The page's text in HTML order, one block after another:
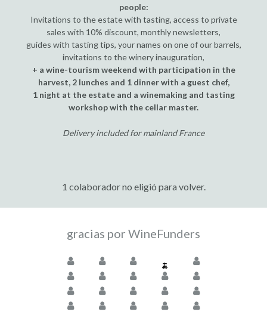
people:
Invitations to the estate with tasting, access to private
sales with 10% discount, monthly newsletters,
guides with tasting tips, your names on one of our barrels,
invitations to the winery inauguration,
+ a wine-tourism weekend with participation in the
harvest, 2 lunches and 1 dinner with a guest chef,
1 night at the estate and a winemaking and tasting
workshop with the cellar master.
Delivery included for mainland France
1 colaborador no eligió para volver.
gracias por WineFunders